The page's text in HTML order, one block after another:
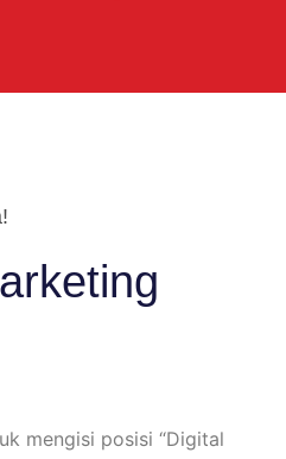
mengisi posisi “Digital